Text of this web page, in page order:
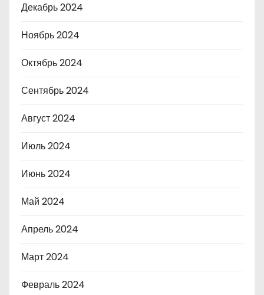
Декабрь 2024
Ноябрь 2024
Октябрь 2024
Сентябрь 2024
Август 2024
Июль 2024
Июнь 2024
Май 2024
Апрель 2024
Март 2024
Февраль 2024